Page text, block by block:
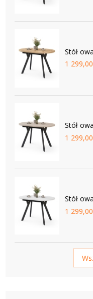
Stół
1
Stół
1
Stół
1